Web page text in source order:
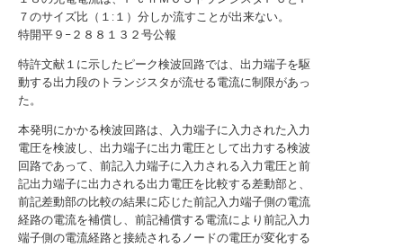
７のサイズ比（１:１）分しか流すことが出来ない。
特開平９−２８８１３２号公報
特許文献１に示したピーク検波回路では、出力端子を駆
動する出力段のトランジスタが流せる電流に制限があっ
た。
本発明にかかる検波回路は、入力端子に入力された入力
電圧を検波し、出力端子に出力電圧として出力する検波
回路であって、前記入力端子に入力される入力電圧と前
記出力端子に出力される出力電圧を比較する差動部と、
前記差動部の比較の結果に応じた前記入力端子側の電流
経路の電流を補償し、前記補償する電流により前記入力
端子側の電流経路と接続されるノードの電圧が変化する